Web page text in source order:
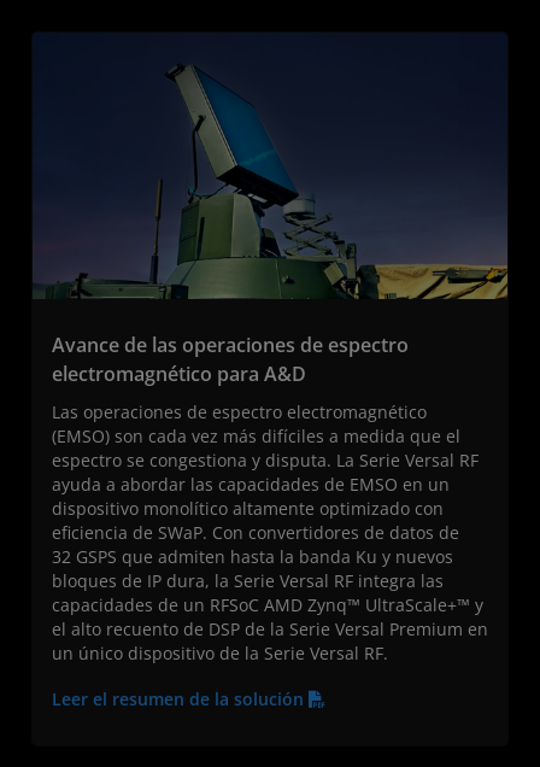
Avance de las operaciones de espectro
electromagnético para A&D
Las operaciones de espectro electromagnético
(EMSO) son cada vez más difíciles a medida que el
espectro se congestiona y disputa. La Serie Versal RF
ayuda a abordar las capacidades de EMSO en un
dispositivo monolítico altamente optimizado con
eficiencia de SWaP. Con convertidores de datos de
32 GSPS que admiten hasta la banda Ku y nuevos
bloques de IP dura, la Serie Versal RF integra las
capacidades de un RFSoC AMD Zynq™ UltraScale+™ y
el alto recuento de DSP de la Serie Versal Premium en
un único dispositivo de la Serie Versal RF.
Leer el resumen de la solución